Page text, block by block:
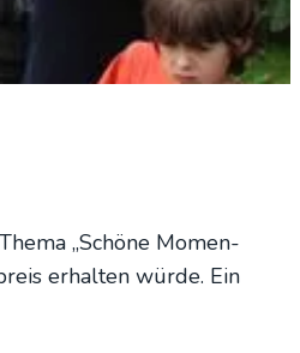
„Schö­ne Momen­
erhal­ten wür­de. Ein